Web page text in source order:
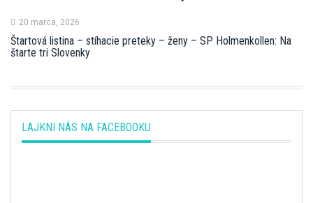
20 marca, 2026
Štartová listina – stíhacie preteky – ženy – SP Holmenkollen: Na
štarte tri Slovenky
LAJKNI NÁS NA FACEBOOKU